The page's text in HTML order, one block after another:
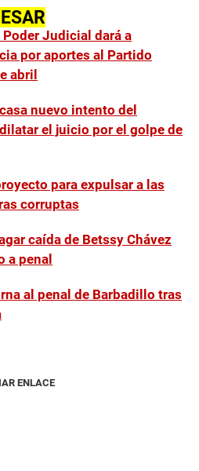
Judicial dará a
por aportes al Partido
abril
nuevo intento del
el juicio por el golpe de
para expulsar a las
corruptas
caída de Betssy Chávez
a penal
al penal de Barbadillo tras
ENLACE